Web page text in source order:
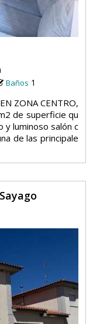
Baños 1
ZONA CENTRO,
de superficie qu
y luminoso salón c
de las principale